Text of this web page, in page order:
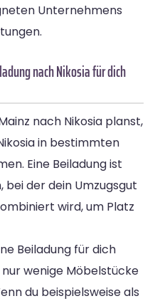
Unternehmens
nach Nikosia für dich
nach Nikosia planst,
in bestimmten
Eine Beiladung ist
der dein Umzugsgut
wird, um Platz
Beiladung für dich
wenige Möbelstücke
du beispielsweise als